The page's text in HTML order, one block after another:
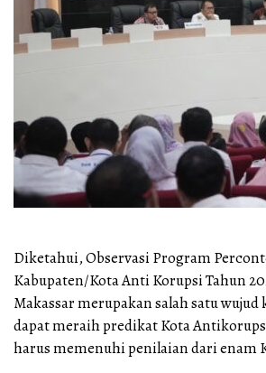
Diketahui, Observasi Program
Kabupaten/Kota Anti Korupsi Tahun
Makassar merupakan salah satu
dapat meraih predikat Kota
harus memenuhi penilaian dari enam